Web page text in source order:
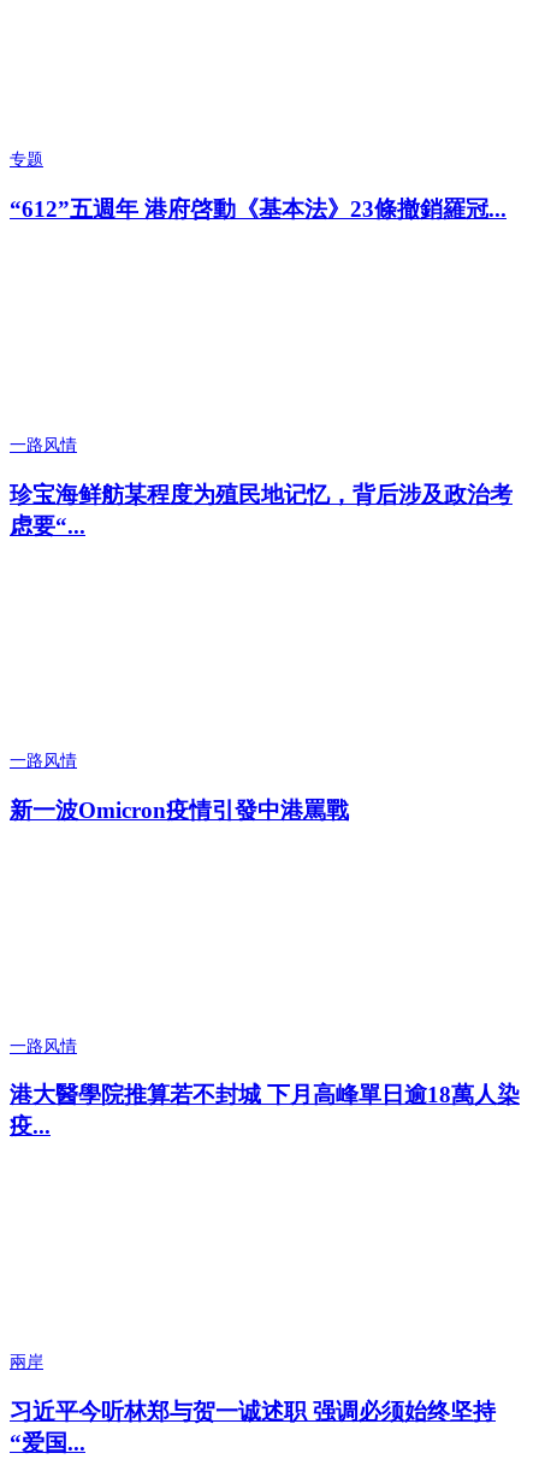
专题
“612”五週年 港府啓動《基本法》23條撤銷羅冠...
一路风情
珍宝海鲜舫某程度为殖民地记忆，背后涉及政治考
虑要“...
一路风情
新一波Omicron疫情引發中港罵戰
一路风情
港大醫學院推算若不封城 下月高峰單日逾18萬人染
疫...
兩岸
习近平今听林郑与贺一诚述职 强调必须始终坚持
“爱国...